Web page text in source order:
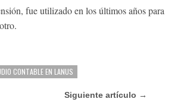
fue utilizado en los últimos años para
CONTABLE EN LANUS
Siguiente artículo →